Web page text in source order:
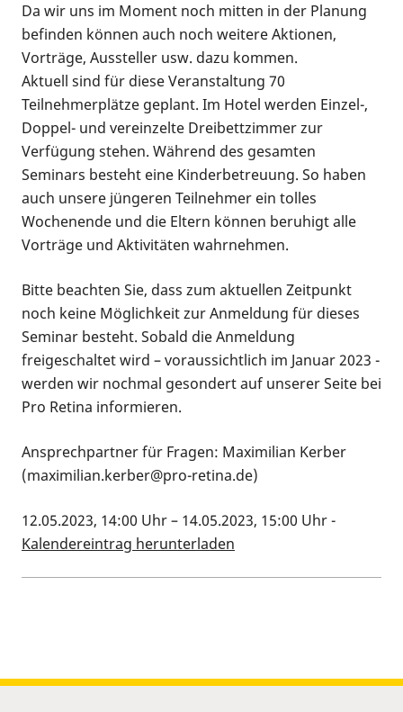
Da wir uns im Moment noch mitten in der Planung
befinden können auch noch weitere Aktionen,
Vorträge, Aussteller usw. dazu kommen.
Aktuell sind für diese Veranstaltung 70
Teilnehmerplätze geplant. Im Hotel werden Einzel-,
Doppel- und vereinzelte Dreibettzimmer zur
Verfügung stehen. Während des gesamten
Seminars besteht eine Kinderbetreuung. So haben
auch unsere jüngeren Teilnehmer ein tolles
Wochenende und die Eltern können beruhigt alle
Vorträge und Aktivitäten wahrnehmen.
Bitte beachten Sie, dass zum aktuellen Zeitpunkt
noch keine Möglichkeit zur Anmeldung für dieses
Seminar besteht. Sobald die Anmeldung
freigeschaltet wird – voraussichtlich im Januar 2023 -
werden wir nochmal gesondert auf unserer Seite bei
Pro Retina informieren.
Ansprechpartner für Fragen: Maximilian Kerber
(maximilian.kerber@pro-retina.de)
12.05.2023, 14:00 Uhr– 14.05.2023, 15:00 Uhr-
Kalendereintrag herunterladen